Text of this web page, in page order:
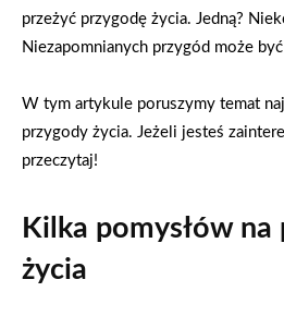
przeżyć przygodę życia. Jedną?
Niezapomnianych przygód może
W tym artykule poruszymy temat
przygody życia. Jeżeli jesteś
przeczytaj!
Kilka pomysłów na
życia